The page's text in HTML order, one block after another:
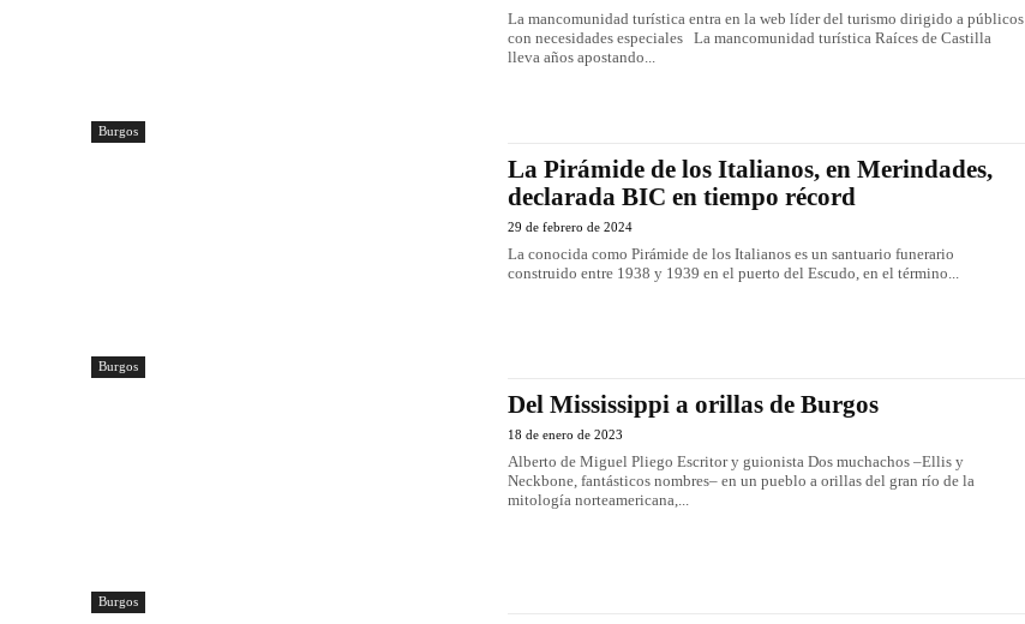
Burgos
La mancomunidad turística entra en la web líder del turismo dirigido a públicos
con necesidades especiales La mancomunidad turística Raíces de Castilla
lleva años apostando...
Burgos
La Pirámide de los Italianos, en Merindades,
declarada BIC en tiempo récord
29 de febrero de 2024
La conocida como Pirámide de los Italianos es un santuario funerario
construido entre 1938 y 1939 en el puerto del Escudo, en el término...
Burgos
Del Mississippi a orillas de Burgos
18 de enero de 2023
Alberto de Miguel Pliego Escritor y guionista Dos muchachos –Ellis y
Neckbone, fantásticos nombres– en un pueblo a orillas del gran río de la
mitología norteamericana,...